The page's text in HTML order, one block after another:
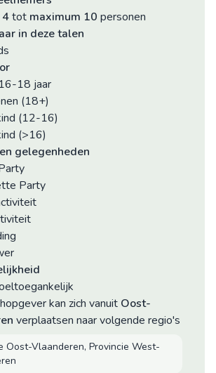
4tot maximum 10 personen
in deze talen
18 jaar
(18+)
(12-16)
(>16)
en gelegenheden
Party
kan zich vanuit Oost-
verplaatsen naar volgende regio's
Oost-Vlaanderen, Provincie West-